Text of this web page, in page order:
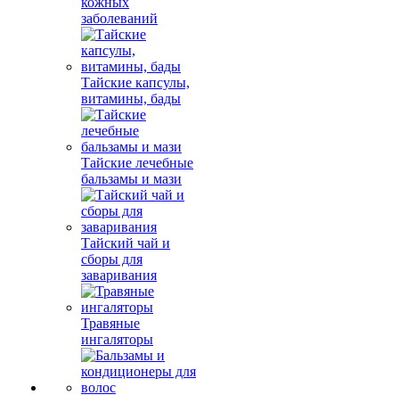
заболеваний
Тайские капсулы,
витамины, бады
Тайские лечебные
бальзамы и мази
Тайский чай и
сборы для
заваривания
Травяные
ингаляторы